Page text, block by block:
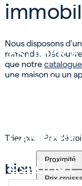
ESTIMER
INVEST
CARRIÈRE
CONTACT
Nous disposons
romande.
que notre
une maison ou un
Trier par Prix
Proximité
Prix
bien